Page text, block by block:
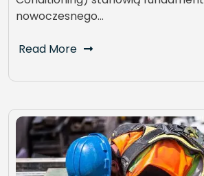
nowoczesnego…
Read More